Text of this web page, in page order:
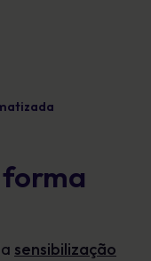
sensibilização